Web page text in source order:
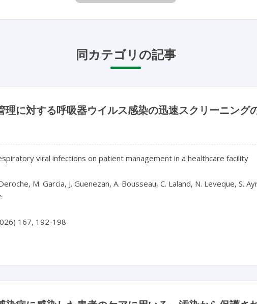
同カテゴリの記事
理に対する呼吸器ウイルス感染の迅速スクリーニン
viral infections on patient management in a healthcare facility
M. Garcia, J. Guenezan, A. Bousseau, C. Laland, N. Leveque, S.
167, 192-198